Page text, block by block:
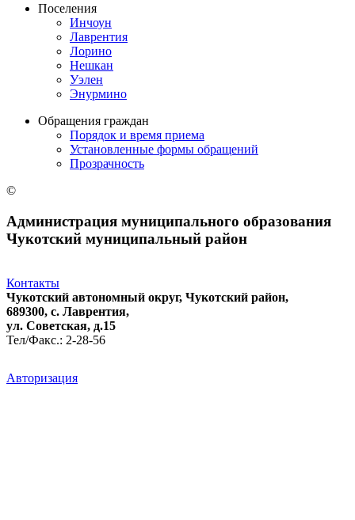
Поселения
Инчоун
Лаврентия
Лорино
Нешкан
Уэлен
Энурмино
Обращения граждан
Порядок и время приема
Установленные формы обращений
Прозрачность
©
Администрация муниципального образования
Чукотский муниципальный район
Контакты
Чукотский автономный округ, Чукотский район,
689300, с. Лаврентия,
ул. Советская, д.15
Тел/Факс.: 2-28-56
Авторизация